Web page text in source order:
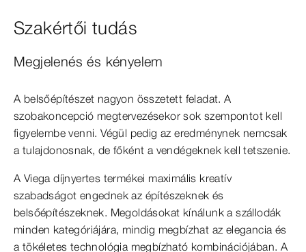
Szakértői tudás
Megjelenés és kényelem
A belsőépítészet nagyon összetett feladat. A
szobakoncepció megtervezésekor sok szempontot kell
figyelembe venni. Végül pedig az eredménynek nemcsak
a tulajdonosnak, de főként a vendégeknek kell tetszenie.
A Viega díjnyertes termékei maximális kreatív
szabadságot engednek az építészeknek és
belsőépítészeknek. Megoldásokat kínálunk a szállodák
minden kategóriájára, mindig megbízhat az elegancia és
a tökéletes technológia megbízható kombinációjában. A